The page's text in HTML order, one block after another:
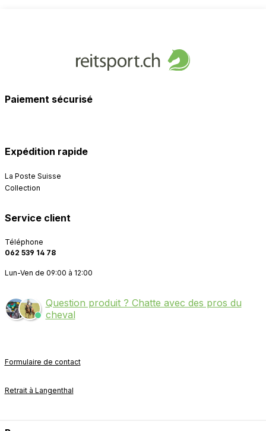
Paiement sécurisé
Expédition rapide
La Poste Suisse
Collection
Service client
Téléphone
062 539 14 78
Lun-Ven de 09:00 à 12:00
Question produit ? Chatte avec des pros du
cheval
Formulaire de contact
Retrait à Langenthal